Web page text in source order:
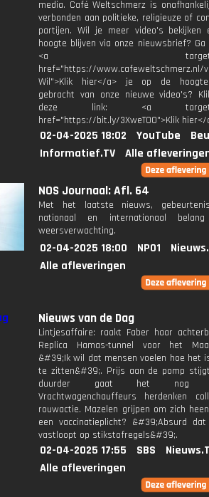
media. Café Weltschmerz is
verbonden aan politieke, religieuze of
partijen. Wil je meer video's bekijken
hoogte blijven via onze nieuwsbrief? Ga
<a
href="https://www.cafeweltschmerz.nl/
Wil">Klik hier</a> je op de
gebracht van onze nieuwe video's?
deze link: <a
href="https://bit.ly/3XweTO0">Klik hier</
02-04-2025 18:02 YouTube
Informatief.TV
Alle
NOS Journaal: Afl. 64
Met het laatste nieuws,
nationaal en internationaal
weersverwachting.
02-04-2025 18:00 NPO1
Alle afleveringen
Nieuws van de Dag
Lintjesaffaire: raakt Faber haar
Replica Hamas-tunnel voor het
&#39;Ik wil dat mensen voelen hoe het
te zitten&#39;. Prijs aan de pomp
duurder gaat het nog
Vrachtwagenchauffeurs herdenken
rouwactie. Mazelen grijpen om zich
een vaccinatieplicht? &#39;Absurd
vastloopt op stikstofregels&#39;.
02-04-2025 17:55 SBS
Alle afleveringen